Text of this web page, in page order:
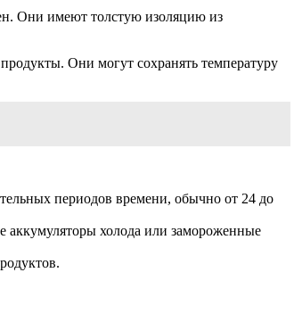
Они имеют толстую изоляцию из
Они могут сохранять температуру
периодов времени, обычно от 24 до
аккумуляторы холода или замороженные